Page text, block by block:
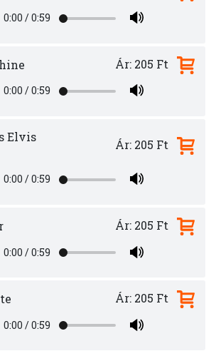
0:00 /0:59
0:00 /0:59
Ár: 205 Ft
Elvis
0:00 /0:59
Ár: 205 Ft
0:00 /0:59
Ár: 205 Ft
0:00 /0:59
Ár: 205 Ft